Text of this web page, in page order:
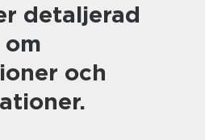
detaljerad
och